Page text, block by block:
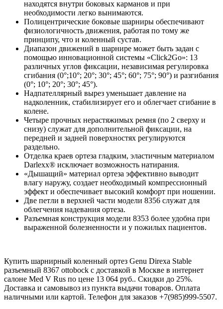
находятся внутри боковых карманов и при
необходимости легко вынимаются.
Полицентрические боковые шарниры обеспечивают
физиологичность движения, работая по тому же
принципу, что и коленный сустав.
Диапазон движений в шарнире может быть задан с
помощью инновационной системы «Click2Go»: 13
различных углов фиксации, независимая регулировка
сгибания (0°;10°; 20°; 30°; 45°; 60°; 75°; 90°) и разгибания
(0°; 10°; 20°; 30°; 45°).
Надпателлярный вырез уменьшает давление на
надколенник, стабилизирует его и облегчает сгибание в
колене.
Четыре прочных нерастяжимых ремня (по 2 сверху и
снизу) служат для дополнительной фиксации, на
передней и задней поверхностях регулируются
раздельно.
Отделка краев ортеза гладким, эластичным материалом
Darlexx® исключает возможность натирания.
«Дышащий» материал ортеза эффективно выводит
влагу наружу, создает необходимый компрессионный
эффект и обеспечивает высокий комфорт при ношении.
Две петли в верхней части модели 8356 служат для
облегчения надевания ортеза.
Разъемная конструкция модели 8353 более удобна при
выраженной болезненности и у пожилых пациентов.
Купить шарнирный коленный ортез Genu Direxa Stable
разъемный 8367 ottobock с доставкой в Москве в интернет
салоне Med V Rus по цене 13 064 руб.. Скидки до 25%.
Доставка и самовывоз из пункта выдачи товаров. Оплата
наличными или картой. Телефон для заказов +7(985)999-5507.